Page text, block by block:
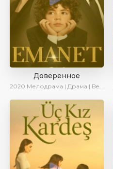
Доверенное
2020 Мелодрама | Драма | BeniAffet